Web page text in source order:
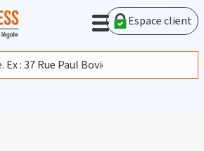
sur ce site, vous acceptez
de Google afin d'analyser le
Espace client